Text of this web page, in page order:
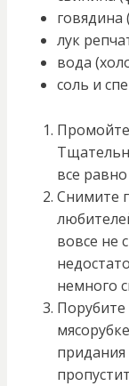
говядина
лук
вода
соль и
все
Снимите
вовсе не
немного